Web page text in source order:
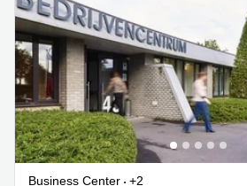
Business Center
+2